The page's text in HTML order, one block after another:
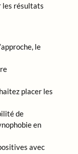
les résultats
le
placer les
de
en
avec